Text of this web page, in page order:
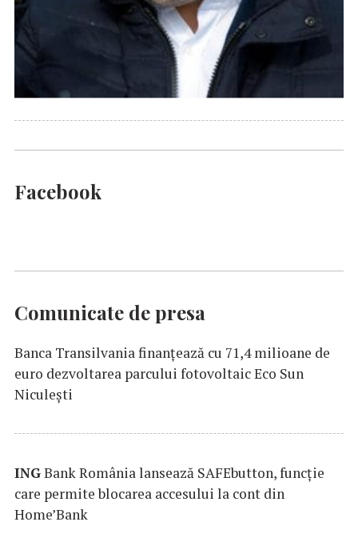
Facebook
Comunicate de presa
Banca Transilvania finanțează cu 71,4 milioane de
euro dezvoltarea parcului fotovoltaic Eco Sun
Niculești
INGBank România lansează SAFEbutton, funcţie
care permite blocarea accesului la cont din
Home’Bank